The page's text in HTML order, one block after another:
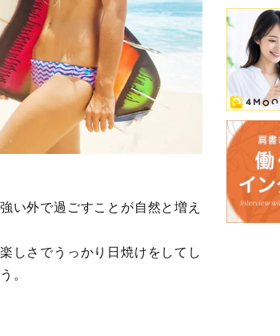
い外で過ごすことが自然と増え
しさでうっかり日焼けをしてし
。